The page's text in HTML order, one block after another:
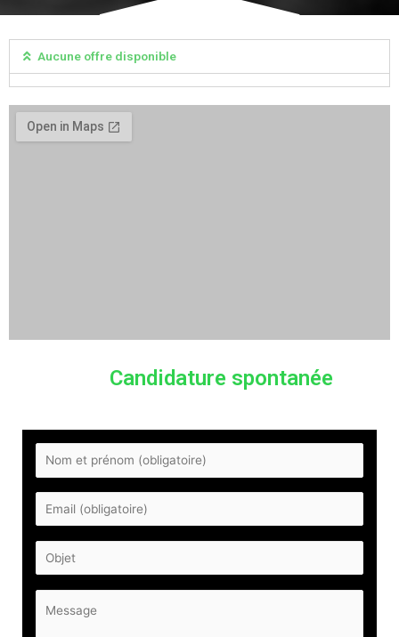
Aucune offre disponible
Candidature spontanée